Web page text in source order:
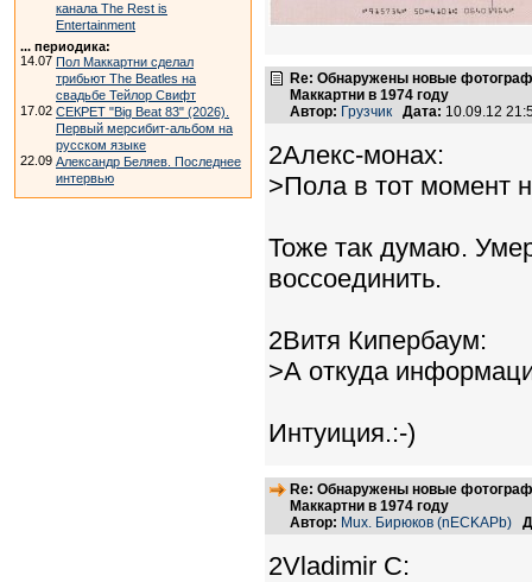
канала The Rest is
Entertainment
... периодика:
14.07 Пол Маккартни сделал
трибьют The Beatles на
свадьбе Тейлор Свифт
17.02 СЕКРЕТ "Big Beat 83" (2026).
Первый мерсибит-альбом на
русском языке
22.09 Александр Беляев. Последнее
интервью
Re: Обнаружены новые
Маккартни в 1974 году
Автор: Грузчик Дата: 10.09.12
2Алекс-монах:
>Пола в тот момент
Тоже так думаю.
воссоединить.
2Витя Кипербаум:
>А откуда
Интуиция.:-)
Re: Обнаружены новые
Маккартни в 1974 году
Автор: Mux. Бирюков (nECKAPb)
2Vladimir C: